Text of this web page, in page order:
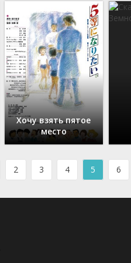
Хочу взять пятое
место
2 3 4 5 6